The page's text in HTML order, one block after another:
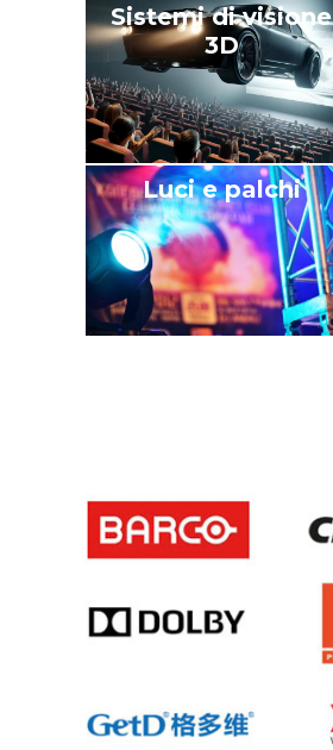
Sistemi di visione
3D
Luci e palchi